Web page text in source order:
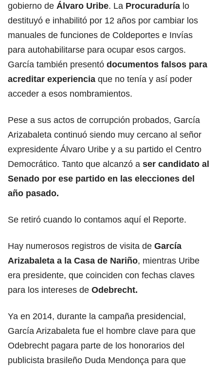
gobierno de Álvaro Uribe. La Procuraduría lo
destituyó e inhabilitó por 12 años por cambiar los
manuales de funciones de Coldeportes e Invías
para autohabilitarse para ocupar esos cargos.
García también presentó documentos falsos para
acreditar experiencia que no tenía y así poder
acceder a esos nombramientos.
Pese a sus actos de corrupción probados, García
Arizabaleta continuó siendo muy cercano al señor
expresidente Álvaro Uribe y a su partido el Centro
Democrático. Tanto que alcanzó a ser candidato al
Senado por ese partido en las elecciones del
año pasado.
Se retiró cuando lo contamos aquí el Reporte.
Hay numerosos registros de visita de García
Arizabaleta a la Casa de Nariño, mientras Uribe
era presidente, que coinciden con fechas claves
para los intereses de Odebrecht.
Ya en 2014, durante la campaña presidencial,
García Arizabaleta fue el hombre clave para que
Odebrecht pagara parte de los honorarios del
publicista brasileño Duda Mendonça para que